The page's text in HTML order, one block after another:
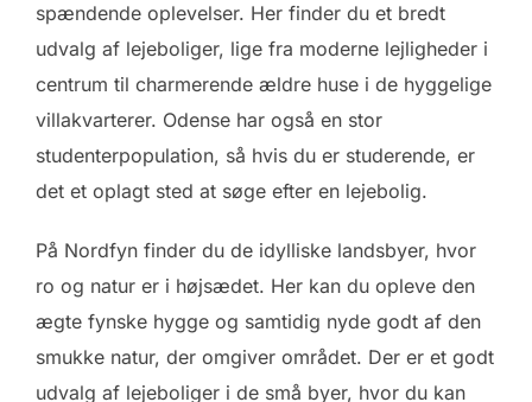
spændende oplevelser. Her finder du et bredt
udvalg af lejeboliger, lige fra moderne lejligheder i
centrum til charmerende ældre huse i de hyggelige
villakvarterer. Odense har også en stor
studenterpopulation, så hvis du er studerende, er
det et oplagt sted at søge efter en lejebolig.
På Nordfyn finder du de idylliske landsbyer, hvor
ro og natur er i højsædet. Her kan du opleve den
ægte fynske hygge og samtidig nyde godt af den
smukke natur, der omgiver området. Der er et godt
udvalg af lejeboliger i de små byer, hvor du kan